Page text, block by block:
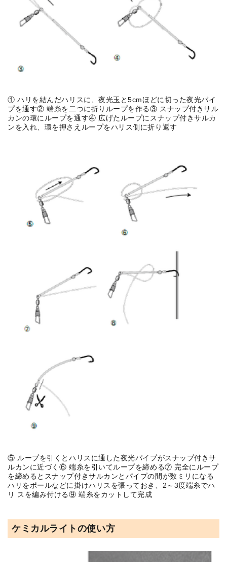
① ハリを結んだハリスに、夜光玉と5cmほどに切った夜光パイ
プを通す② 端糸を二つに折りループを作る③ スナップ付きサル
カンの環にループを通す④ 広げたループにスナップ付きサルカ
ンを入れ、環を押さえループをハリス側に折り返す
⑤ ループを引くとハリスに通した夜光パイプがスナップ付きサ
ルカンに近づく⑥ 端糸を引いてループを締める⑦ 完全にループ
を締めるとスナップ付きサルカンとパイプの間が数ミリになる
ハリをポールなどに掛けハリスを張っておき、2～3度端糸でハ
リ スを編み付ける⑨ 端糸をカットして完成
ケミカルライトの使い方